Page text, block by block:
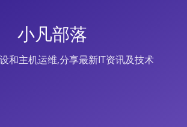
小凡部落
和主机运维,分享最新IT资讯及技术